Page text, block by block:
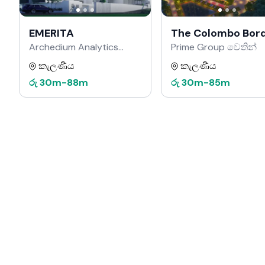
EMERITA
Archedium Analytics
(Pvt.) Ltd වෙතින්
කැලණිය
රු 30m-88m
The Colombo
Prime Group වෙතින්
කැලණිය
රු 30m-85m